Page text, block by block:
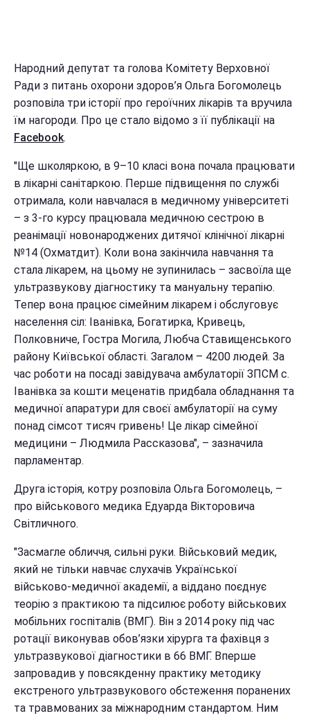
Народний депутат та голова Комітету Верховної
Ради з питань охорони здоров’я Ольга Богомолець
розповіла три історії про героїчних лікарів та вручила
їм нагороди. Про це стало відомо з її публікації на
Facebook.
"Ще школяркою, в 9–10 класі вона почала працювати
в лікарні санітаркою. Перше підвищення по службі
отримала, коли навчалася в медичному університеті
– з 3-го курсу працювала медичною сестрою в
реанімації новонароджених дитячої клінічної лікарні
№14 (Охматдит). Коли вона закінчила навчання та
стала лікарем, на цьому не зупинилась – засвоїла ще
ультразвукову діагностику та мануальну терапію.
Тепер вона працює сімейним лікарем і обслуговує
населення сіл: Іванівка, Богатирка, Кривець,
Полковниче, Гостра Могила, Любча Ставищенського
району Київської області. Загалом – 4200 людей. За
час роботи на посаді завідувача амбулаторії ЗПСМ с.
Іванівка за кошти меценатів придбала обладнання та
медичної апаратури для своєї амбулаторії на суму
понад сімсот тисяч гривень! Це лікар сімейної
медицини – Людмила Рассказова", – зазначила
парламентар.
Друга історія, котру розповіла Ольга Богомолець, –
про військового медика Едуарда Вікторовича
Світличного.
"Засмагле обличчя, сильні руки. Військовий медик,
який не тільки навчає слухачів Української
військово-медичної академії, а віддано поєднує
теорію з практикою та підсилює роботу військових
мобільних госпіталів (ВМГ). Він з 2014 року під час
ротації виконував обов’язки хірурга та фахівця з
ультразвукової діагностики в 66 ВМГ. Вперше
запровадив у повсякденну практику методику
екстреного ультразвукового обстеження поранених
та травмованих за міжнародним стандартом. Ним